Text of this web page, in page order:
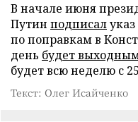
В начале июня
Путин подписал
по поправкам в
день будет
будет всю неделю с
Текст: Олег Исайченко